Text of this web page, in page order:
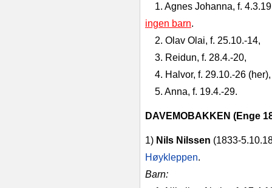
1. Agnes Johanna, f.
ingen barn.
2. Olav Olai, f. 25.10.-14,
3. Reidun, f. 28.4.-20,
4. Halvor, f. 29.10.-26 (her),
5. Anna, f. 19.4.-29.
DAVEMOBAKKEN (Enge
1) Nils Nilssen (1833-
Høy­kleppen.
Barn: